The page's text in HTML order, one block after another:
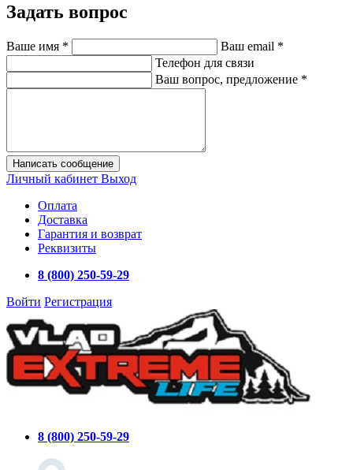
Задать вопрос
Ваше имя * Ваш email *
Телефон для связи
Ваш вопрос, предложение *
Написать сообщение
Личный кабинет Выход
Оплата
Доставка
Гарантия и возврат
Реквизиты
8 (800) 250-59-29
Войти Регистрация
8 (800) 250-59-29